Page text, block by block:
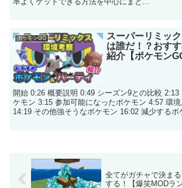
ポケモンGO
スーパーリミッ
は誰だ！？おす
紹介【ポケモン
開始 0:26 概要説明 0:49 シーズン9との比較 2:13
ケモン 3:15 参加可能になったポケモン 4:57 環
14:19 その他強そうなポケモン 16:02 減少するポ
全てがガチャで決ま
する！【爆笑MODラ